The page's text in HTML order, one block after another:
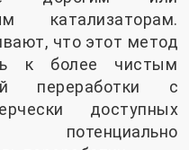
катализаторам.
что этот метод
к более чистым
переработки с
доступных